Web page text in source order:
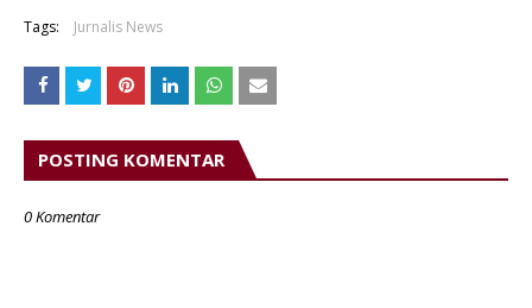
Tags: Jurnalis News
POSTING KOMENTAR
0 Komentar